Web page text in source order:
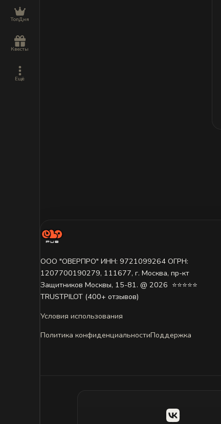
ТопДня
Квесты
Ещё
ООО "ОВЕРПРО" ИНН: 9721099264 ОГРН:
1207700190279, 111677, г. Москва, пр-кт
Защитников Москвы, 15-81. @ 2026 ㅤ ⭐⭐⭐⭐⭐
TRUSTPILOT (400+ отзывов)
Условия использования
Политика конфиденциальностиПоддержка